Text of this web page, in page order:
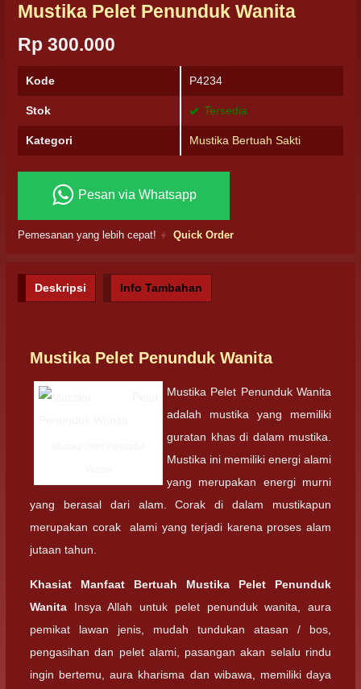
Mustika Pelet Penunduk Wanita
Rp 300.000
Kode P4234
Stok Tersedia
Kategori Mustika Bertuah Sakti
Pesan via Whatsapp
Pemesanan yang lebih cepat! Quick Order
Deskripsi Info Tambahan
Mustika Pelet Penunduk Wanita
Mustika Pelet Penunduk Wanita
adalah mustika yang memiliki
guratan khas di dalam mustika.
Mustika ini memiliki energi alami
yang merupakan energi murni
yang berasal dari alam. Corak di dalam mustikapun
merupakan corak alami yang terjadi karena proses alam
jutaan tahun.
Khasiat Manfaat Bertuah Mustika Pelet Penunduk
Wanita Insya Allah untuk pelet penunduk wanita, aura
pemikat lawan jenis, mudah tundukan atasan / bos,
pengasihan dan pelet alami, pasangan akan selalu rindu
ingin bertemu, aura kharisma dan wibawa, memiliki daya